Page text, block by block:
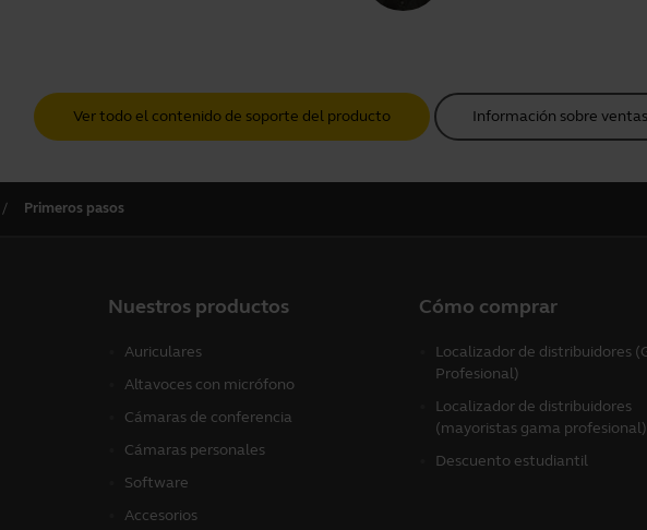
Ver todo el contenido de soporte del producto Información sobre
Primeros pasos
Nuestros productos
Auriculares
Altavoces con micrófono
Cámaras de conferencia
Cámaras personales
Software
Accesorios
Cómo comprar
Localizador de distribuidores
Profesional)
Localizador de distribuidores
(mayoristas gama profesional)
Descuento estudiantil